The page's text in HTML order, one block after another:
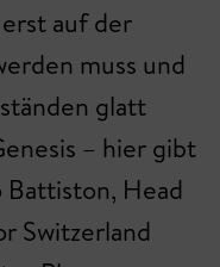
auf der
muss und
glatt
– hier gibt
Battiston, Head
Switzerland